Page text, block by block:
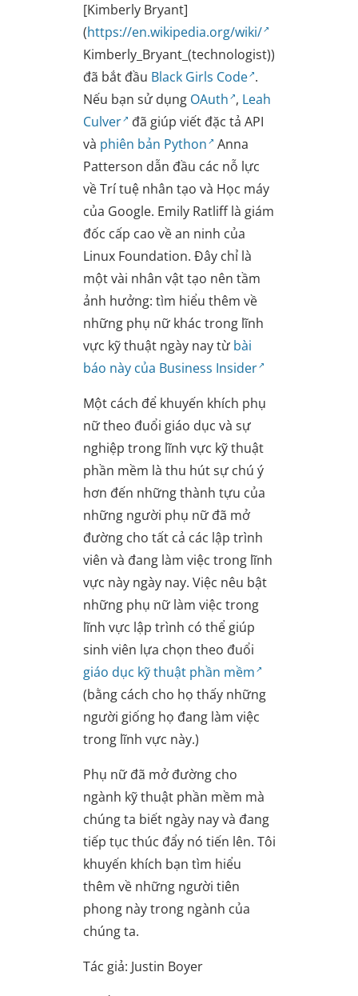
[Kimberly Bryant]
(https://en.wikipedia.org/wiki/
Kimberly_Bryant_(technologist))
đã bắt đầu Black Girls Code .
Nếu bạn sử dụng OAuth , Leah
Culver
đã giúp viết đặc tả API
và phiên bản Python
Anna
Patterson dẫn đầu các nỗ lực
về Trí tuệ nhân tạo và Học máy
của Google. Emily Ratliff là giám
đốc cấp cao về an ninh của
Linux Foundation. Đây chỉ là
một vài nhân vật tạo nên tầm
ảnh hưởng: tìm hiểu thêm về
những phụ nữ khác trong lĩnh
vực kỹ thuật ngày nay từ bài
báo này của Business Insider
Một cách để khuyến khích phụ
nữ theo đuổi giáo dục và sự
nghiệp trong lĩnh vực kỹ thuật
phần mềm là thu hút sự chú ý
hơn đến những thành tựu của
những người phụ nữ đã mở
đường cho tất cả các lập trình
viên và đang làm việc trong lĩnh
vực này ngày nay. Việc nêu bật
những phụ nữ làm việc trong
lĩnh vực lập trình có thể giúp
sinh viên lựa chọn theo đuổi
giáo dục kỹ thuật phần mềm
(bằng cách cho họ thấy những
người giống họ đang làm việc
trong lĩnh vực này.)
Phụ nữ đã mở đường cho
ngành kỹ thuật phần mềm mà
chúng ta biết ngày nay và đang
tiếp tục thúc đẩy nó tiến lên. Tôi
khuyến khích bạn tìm hiểu
thêm về những người tiên
phong này trong ngành của
chúng ta.
Tác giả: Justin Boyer